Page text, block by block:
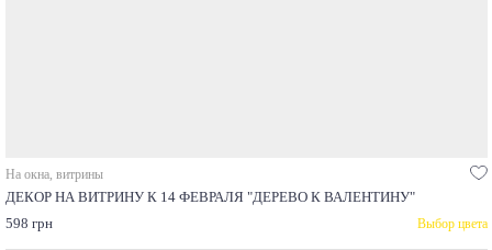
На окна, витрины
ДЕКОР НА ВИТРИНУ К 14 ФЕВРАЛЯ "ДЕРЕВО К ВАЛЕНТИНУ"
598 грн
Выбор цвета